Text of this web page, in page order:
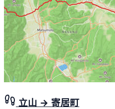
立山 → 寄居町